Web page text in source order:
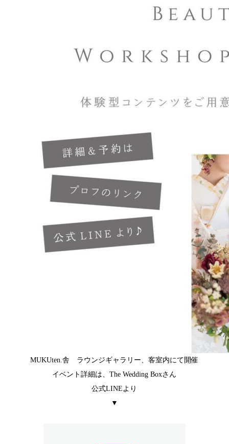
MUKUten.舎 ラウンジギャラリー、客室内にて開催
イベント詳細は、The Wedding Boxさん
公式LINEより
▼